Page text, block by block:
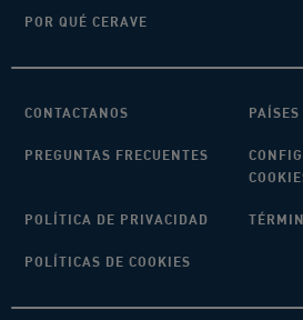
POR QUÉ CERAVE
CONTACTANOS
PREGUNTAS FRECUENTES
POLÍTICA DE PRIVACIDAD
POLÍTICAS DE COOKIES